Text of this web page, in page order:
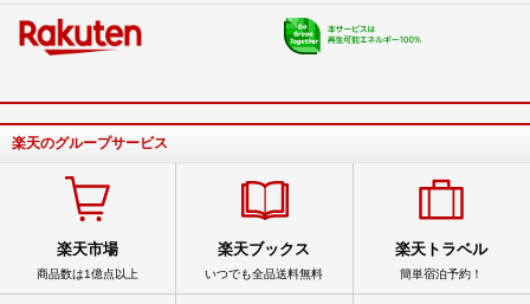
楽天のグループサービス
楽天市場
商品数は1億点以上
楽天ブックス
いつでも全品送料無料
楽天トラベル
簡単宿泊予約！